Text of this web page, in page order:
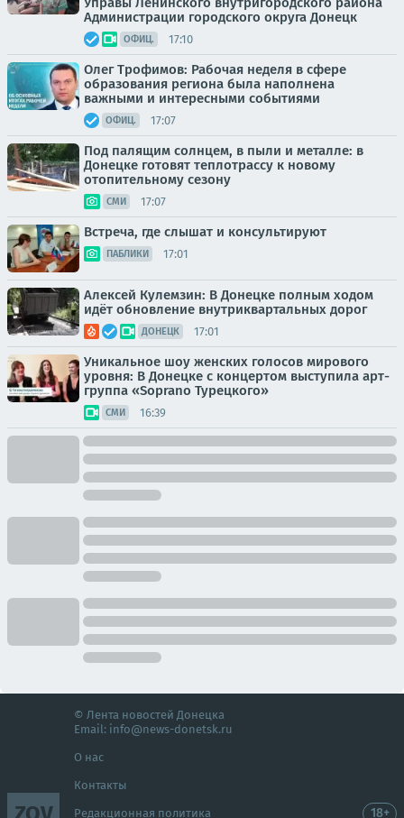
Администрации городского округа Донецк
ОФИЦ. 17:10
Олег Трофимов: Рабочая неделя в сфере
образования региона была наполнена
важными и интересными событиями
ОФИЦ. 17:07
Под палящим солнцем, в пыли и металле: в
Донецке готовят теплотрассу к новому
отопительному сезону
СМИ 17:07
Встреча, где слышат и консультируют
ПАБЛИКИ 17:01
Алексей Кулемзин: В Донецке полным ходом
идёт обновление внутриквартальных дорог
ДОНЕЦК 17:01
Уникальное шоу женских голосов мирового
уровня: В Донецке с концертом выступила арт-
группа «Soprano Турецкого»
СМИ 16:39
© Лента новостей Донецка
Email: info@news-donetsk.ru
О нас
Контакты
Редакционная политика 18+